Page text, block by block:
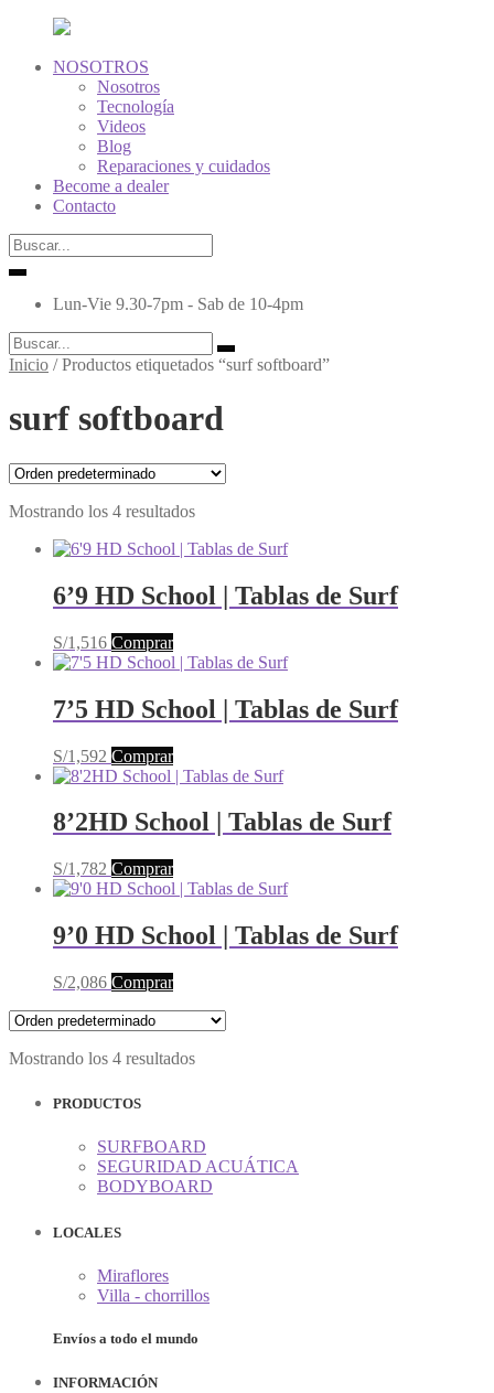
NOSOTROS
Nosotros
Tecnología
Videos
Blog
Reparaciones y cuidados
Become a dealer
Contacto
Lun-Vie 9.30-7pm - Sab de 10-4pm
Inicio /Productos etiquetados “surf softboard”
surf softboard
Mostrando los 4 resultados
6’9 HD School | Tablas de Surf
S/1,516 ComprarEste
producto
múltiples
variantes.
opciones
se
elegir
en
la
página
de
7’5 HD School | Tablas de Surf
S/1,592 ComprarEste
producto
múltiples
variantes.
opciones
se
elegir
en
la
página
de
producto
8’2HD School | Tablas de Surf
S/1,782 ComprarEste
producto
múltiples
variantes.
opciones
se
pueden
en
producto
9’0 HD School | Tablas de Surf
S/2,086 ComprarEste
variantes.
pueden
elegir
en
la
Mostrando los 4 resultados
PRODUCTOS
SURFBOARD
SEGURIDAD ACUÁTICA
BODYBOARD
LOCALES
Miraflores
Villa - chorrillos
Envíos a todo el mundo
INFORMACIÓN